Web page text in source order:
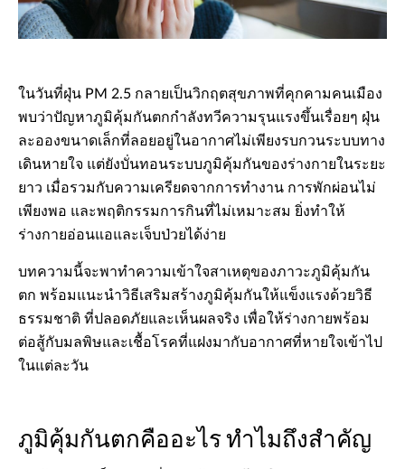
ในวันที่ฝุ่น PM 2.5 กลายเป็นวิกฤตสุขภาพที่คุกคามคนเมือง
พบว่าปัญหาภูมิคุ้มกันตกกำลังทวีความรุนแรงขึ้นเรื่อยๆ ฝุ่น
ละอองขนาดเล็กที่ลอยอยู่ในอากาศไม่เพียงรบกวนระบบทาง
เดินหายใจ แต่ยังบั่นทอนระบบภูมิคุ้มกันของร่างกายในระยะ
ยาว เมื่อรวมกับความเครียดจากการทำงาน การพักผ่อนไม่
เพียงพอ และพฤติกรรมการกินที่ไม่เหมาะสม ยิ่งทำให้
ร่างกายอ่อนแอและเจ็บป่วยได้ง่าย
บทความนี้จะพาทำความเข้าใจสาเหตุของภาวะภูมิคุ้มกัน
ตก พร้อมแนะนำวิธีเสริมสร้างภูมิคุ้มกันให้แข็งแรงด้วยวิธี
ธรรมชาติ ที่ปลอดภัยและเห็นผลจริง เพื่อให้ร่างกายพร้อม
ต่อสู้กับมลพิษและเชื้อโรคที่แฝงมากับอากาศที่หายใจเข้าไป
ในแต่ละวัน
ภูมิคุ้มกันตกคืออะไร ทำไมถึงสำคัญ